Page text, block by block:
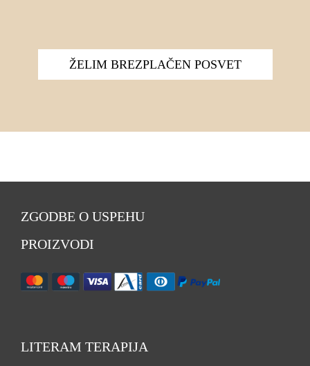
ŽELIM BREZPLAČEN POSVET
ZGODBE O USPEHU
PROIZVODI
LITERAM TERAPIJA